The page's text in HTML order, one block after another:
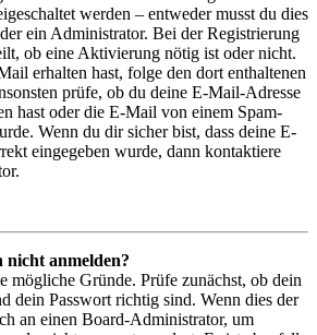
werden – entweder musst du dies
ein Administrator. Bei der Registrierung
ob eine Aktivierung nötig ist oder nicht.
erhalten hast, folge den dort enthaltenen
prüfe, ob du deine E-Mail-Adresse
hast oder die E-Mail von einem Spam-
Wenn du dir sicher bist, dass deine E-
eingegeben wurde, dann kontaktiere
anmelden?
mögliche Gründe. Prüfe zunächst, ob dein
dein Passwort richtig sind. Wenn dies der
an einen Board-Administrator, um